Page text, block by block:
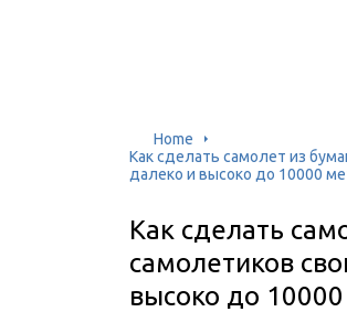
Home
Как сделать самолет из
далеко и высоко до 10000
Как сделать
самолетиков
высоко до